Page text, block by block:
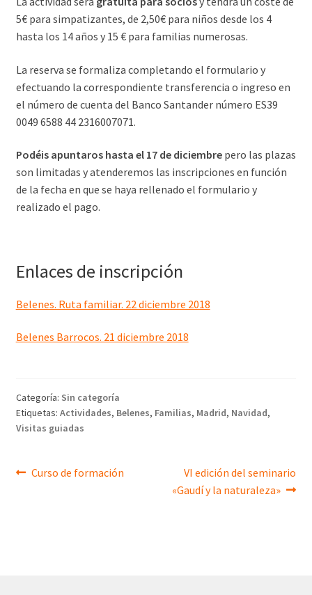
5€ para simpatizantes, de 2,50€ para niños desde los 4
hasta los 14 años y 15 € para familias numerosas.
La reserva se formaliza completando el formulario y
efectuando la correspondiente transferencia o ingreso en
el número de cuenta del Banco Santander número ES39
0049 6588 44 2316007071.
Podéis apuntaros hasta el 17 de diciembrepero las plazas
son limitadas y atenderemos las inscripciones en función
de la fecha en que se haya rellenado el formulario y
realizado el pago.
Enlaces de inscripción
Belenes. Ruta familiar. 22 diciembre 2018
Belenes Barrocos. 21 diciembre 2018
Categoría: Sin categoría
Etiquetas: Actividades, Belenes, Familias, Madrid, Navidad,
Visitas guiadas
Navegación
Anterior:
Curso de formación Siguiente:
VI edición del seminario
«Gaudí y la naturaleza»